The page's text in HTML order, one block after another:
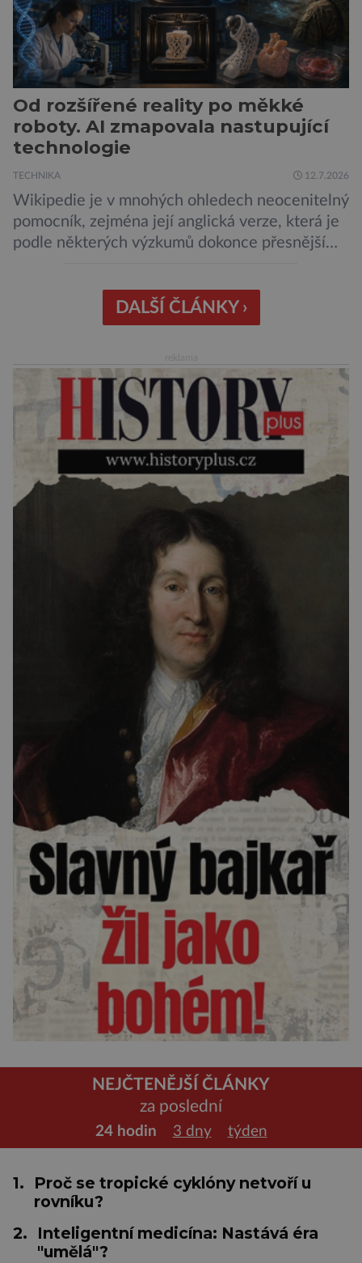
Od rozšířené reality po měkké
roboty. AI zmapovala nastupující
technologie
TECHNIKA 12.7.2026
Wikipedie je v mnohých ohledech neocenitelný
pomocník, zejména její anglická verze, která je
podle některých výzkumů dokonce přesnější
křišťálovou kouli, ze které umělá inteligence
věštila, které technologie v dohledné
Za vším stojí australští výzkumníci, kteří pomocí
umělé inteligence a […]
DALŠÍ ČLÁNKY ›
NEJČTENĚJŠÍ ČLÁNKY
za poslední
24 hodin 3 dny týden
1.
Proč se tropické cyklóny netvoří u
rovníku?
2.
Inteligentní medicína: Nastává éra
"umělá"?